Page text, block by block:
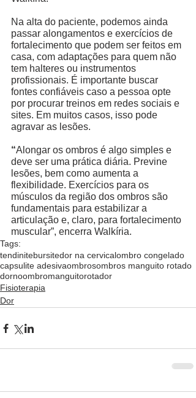
Na alta do paciente, podemos ainda
passar alongamentos e exercícios de
fortalecimento que podem ser feitos em
casa, com adaptações para quem não
tem halteres ou instrumentos
profissionais. É importante buscar
fontes confiáveis caso a pessoa opte
por procurar treinos em redes sociais e
sites. Em muitos casos, isso pode
agravar as lesões.
“Alongar os ombros é algo simples e
deve ser uma prática diária. Previne
lesões, bem como aumenta a
flexibilidade. Exercícios para os
músculos da região dos ombros são
fundamentais para estabilizar a
articulação e, claro, para fortalecimento
muscular”, encerra Walkíria.
Tags:
tendinitebursitedor na cervicalombro congelado
capsulite adesivaombrosombros manguito rotado
dornoombromanguitorotador
Fisioterapia
Dor